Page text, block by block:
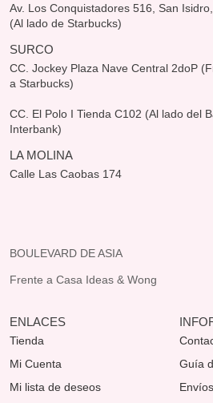
Av. Los Conquistadores 516, San
(Al lado de Starbucks)
SURCO
CC. Jockey Plaza Nave Central 2doP
a Starbucks)
CC. El Polo I Tienda C102 (Al lado del
Interbank)
LA MOLINA
Calle Las Caobas 174
BOULEVARD DE ASIA
Frente a Casa Ideas & Wong
ENLACES
Tienda
Mi Cuenta
Mi lista de deseos
Guía